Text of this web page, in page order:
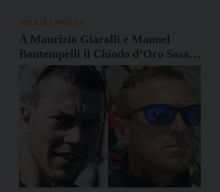
A Maurizio Giarolli e Manuel
Bontempelli il Chiodo d’Oro Sosat